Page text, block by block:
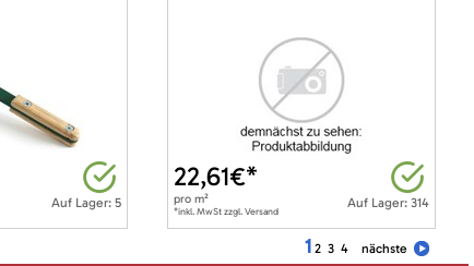
Auf Lager: 5 Auf Lager: 314
22,61€*
prom²
*inkl. MwSt zzgl. Versand
1 2 3 4 nächste